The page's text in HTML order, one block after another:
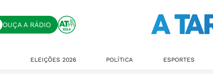
OUÇA A RÁDIO
ELEIÇÕES 2026 POLÍTICA ESPORTES